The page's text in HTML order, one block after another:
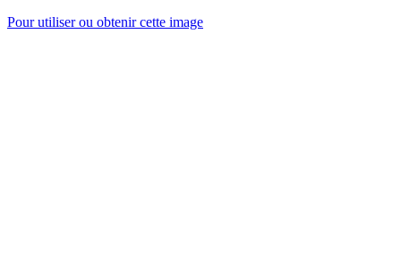
Pour utiliser ou obtenir cette image